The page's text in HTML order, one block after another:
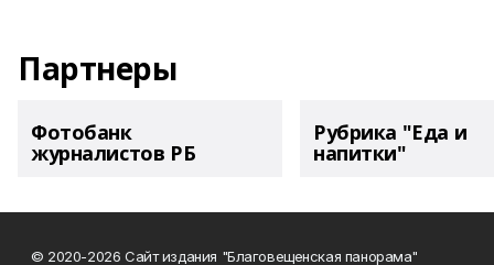
Партнеры
Фотобанк
журналистов РБ
Рубрика "Еда и
напитки"
© 2020-2026 Сайт издания "Благовещенская панорама"